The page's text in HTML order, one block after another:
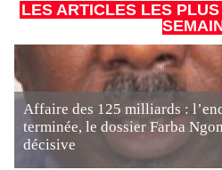
LES ARTICLES LES
Affaire des 125 milliards :
terminée, le dossier Farba
décisive